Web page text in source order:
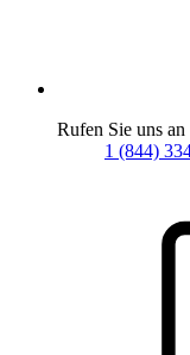
Rufen Sie uns an
1 (844)